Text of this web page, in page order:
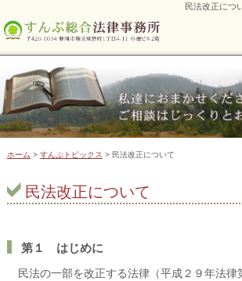
民法改正につ
ホーム > すんぷトピックス > 民法改正について
民法改正について
第１ はじめに
民法の一部を改正する法律（平成２９年法律